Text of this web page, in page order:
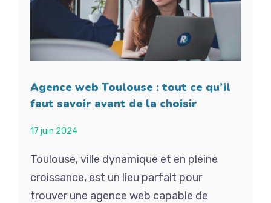
Agence web Toulouse : tout ce qu’il
faut savoir avant de la choisir
17 juin 2024
Toulouse, ville dynamique et en pleine
croissance, est un lieu parfait pour
trouver une agence web capable de